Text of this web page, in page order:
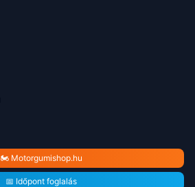
🏍️ Motorgumishop.hu
📅 Időpont foglalás